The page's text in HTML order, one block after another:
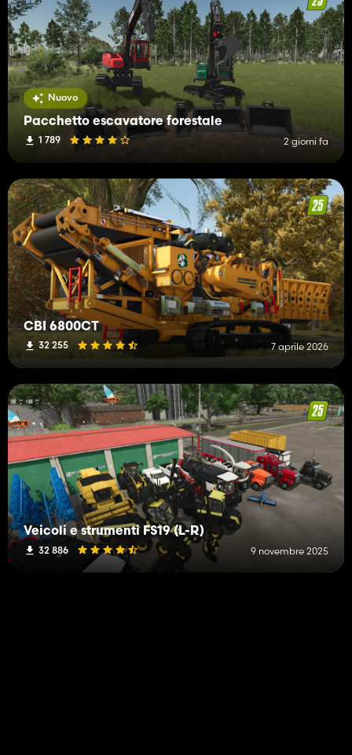
Nuovo
Pacchetto escavatore forestale
1 789 2 giorni fa
CBI 6800CT
32 255 7 aprile 2026
Veicoli e strumenti FS19 (L-R)
32 886 9 novembre 2025